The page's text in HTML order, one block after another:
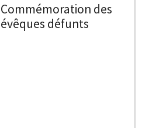
Commémoration des
évêques défunts